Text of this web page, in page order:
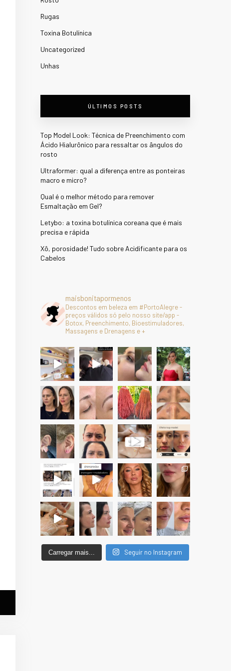
Rugas
Toxina Botulínica
Uncategorized
Unhas
ÚLTIMOS POSTS
Top Model Look: Técnica de Preenchimento com
Ácido Hialurônico para ressaltar os ângulos do
rosto
Ultraformer: qual a diferença entre as ponteiras
macro e micro?
Qual é o melhor método para remover
Esmaltação em Gel?
Letybo: a toxina botulínica coreana que é mais
precisa e rápida
Xô, porosidade! Tudo sobre Acidificante para os
Cabelos
maisbonitapormenos
Descontos em beleza em #PortoAlegre -
preços válidos só pelo nosso site/app -
Botox, Preenchimento, Bioestimuladores,
Massagens e Drenagens e +
Carregar mais... Seguir no Instagram